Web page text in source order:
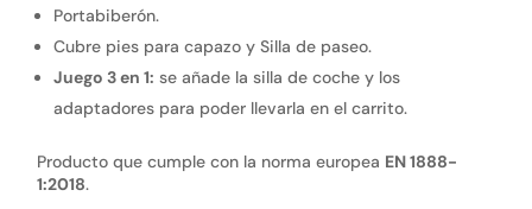
Portabiberón.
Cubre pies para capazo y Silla de paseo.
Juego 3 en 1: se añade la silla de coche y los
adaptadores para poder llevarla en el carrito.
Producto que cumple con la norma europea EN 1888-
1:2018.